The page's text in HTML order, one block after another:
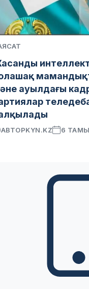
ауылдағы
АВТОРKYN.KZ 6